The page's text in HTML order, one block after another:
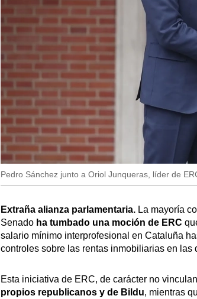
Pedro Sánchez junto a Oriol Junqueras, líder de
Extraña alianza parlamentaria. La mayoría
Senado ha tumbado una moción de ERC
salario mínimo interprofesional en Cataluña
controles sobre las rentas inmobiliarias en las
Esta iniciativa de ERC, de carácter no
propios republicanos y de Bildu, mientras